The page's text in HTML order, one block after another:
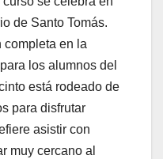
de Santo Tomás.
completa en la
los alumnos del
está rodeado de
para disfrutar
asistir con
muy cercano al